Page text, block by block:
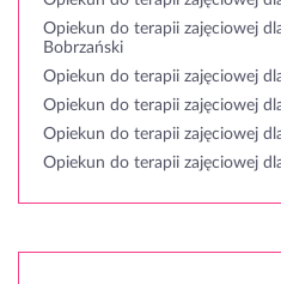
Opiekun do terapii zajęciowej
Bobrzański
Opiekun do terapii zajęciowej
Opiekun do terapii zajęciowej
Opiekun do terapii zajęciowej
Opiekun do terapii zajęciowej